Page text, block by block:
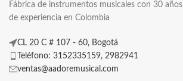
Fábrica de instrumentos musicales con 30 años
de experiencia en Colombia
CL 20 C # 107 - 60, Bogotá
Teléfono: 3152335159, 2982941
ventas@aadoremusical.com